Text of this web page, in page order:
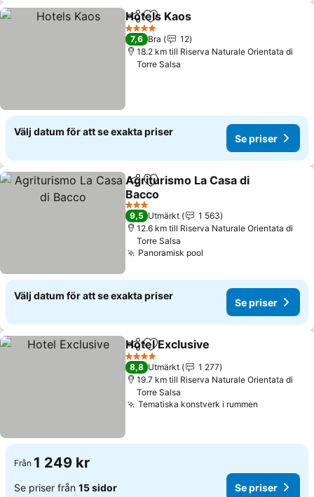
Dela Lägg till i Mina Favoriter
Hotels Kaos
4 Stjärnor
7,6 Bra
12
18.2 km till Riserva Naturale Orientata di
Torre Salsa
Välj datum för att se exakta priser
Se priser
Dela Lägg till i Mina Favoriter
Agriturismo La Casa di
Bacco
3 Stjärnor
9,5 Utmärkt
1 563
12.6 km till Riserva Naturale Orientata di
Torre Salsa
Panoramisk pool
Välj datum för att se exakta priser
Se priser
Dela Lägg till i Mina Favoriter
Hotel Exclusive
4 Stjärnor
8,8 Utmärkt
1 277
19.7 km till Riserva Naturale Orientata di
Torre Salsa
Tematiska konstverk i rummen
Från 1 249 kr
Se priser från 15 sidor Se priser